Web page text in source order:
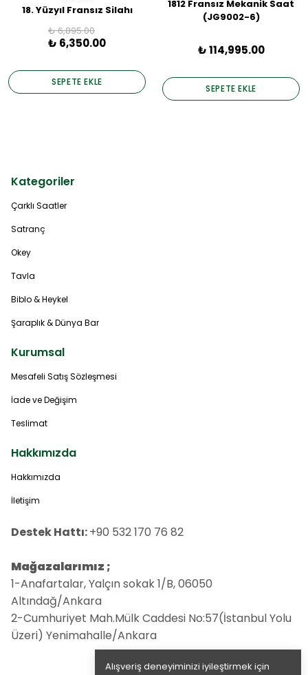
Alışveriş deneyiminizi iyileştirmek için
18. Yüzyıl Fransız Silahı
₺ 6,895.00
₺ 6,350.00
SEPETE EKLE
1812 Fransız Mekanik Saat
(JG9002-6)
₺ 114,995.00
SEPETE EKLE
Kategoriler
Çarklı Saatler
Satranç
Okey
Tavla
Biblo & Heykel
Şaraplık & Dünya Bar
Kurumsal
Mesafeli Satış Sözleşmesi
İade ve Değişim
Teslimat
Hakkımızda
Hakkımızda
İletişim
Destek Hattı:+90 532 170 76 82
Mağazalarımız ;
1-Anafartalar, Yalçın sokak 1/B, 06050
Altındağ/Ankara
2-Cumhuriyet Mah.Mülk Caddesi No:57(İstanbul Yolu
Üzeri) Yenimahalle/Ankara